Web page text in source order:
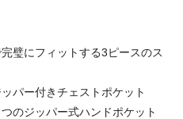
璧にフィットする3ピースのス
パー付きチェストポケット
のジッパー式ハンドポケット